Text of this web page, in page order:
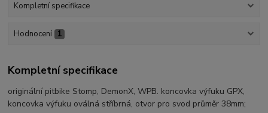
Kompletní specifikace
Hodnocení 1
Kompletní specifikace
originální pitbike Stomp, DemonX, WPB. koncovka výfuku GPX,
koncovka výfuku oválná stříbrná, otvor pro svod průměr 38mm;